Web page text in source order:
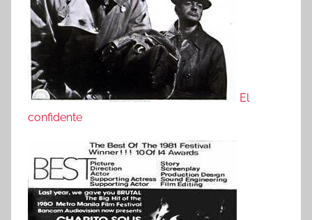
El
confidente